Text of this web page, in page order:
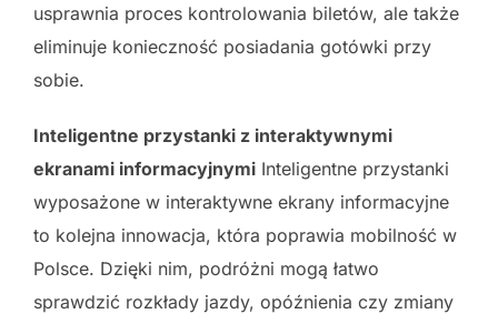
usprawnia proces kontrolowania biletów, ale także
eliminuje konieczność posiadania gotówki przy
sobie.
Inteligentne przystanki z interaktywnymi
ekranami informacyjnymi Inteligentne przystanki
wyposażone w interaktywne ekrany informacyjne
to kolejna innowacja, która poprawia mobilność w
Polsce. Dzięki nim, podróżni mogą łatwo
sprawdzić rozkłady jazdy, opóźnienia czy zmiany